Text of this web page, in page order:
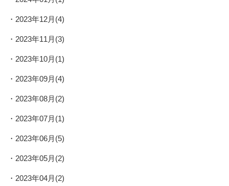
2023年12月(4)
2023年11月(3)
2023年10月(1)
2023年09月(4)
2023年08月(2)
2023年07月(1)
2023年06月(5)
2023年05月(2)
2023年04月(2)